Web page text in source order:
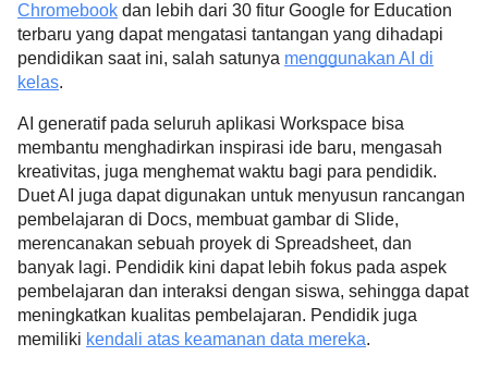
Chromebook dan lebih dari 30 fitur Google for Education
terbaru yang dapat mengatasi tantangan yang dihadapi
pendidikan saat ini, salah satunya menggunakan AI di
kelas.
AI generatif pada seluruh aplikasi Workspace bisa
membantu menghadirkan inspirasi ide baru, mengasah
kreativitas, juga menghemat waktu bagi para pendidik.
Duet AI juga dapat digunakan untuk menyusun rancangan
pembelajaran di Docs, membuat gambar di Slide,
merencanakan sebuah proyek di Spreadsheet, dan
banyak lagi. Pendidik kini dapat lebih fokus pada aspek
pembelajaran dan interaksi dengan siswa, sehingga dapat
meningkatkan kualitas pembelajaran. Pendidik juga
memiliki kendali atas keamanan data mereka.